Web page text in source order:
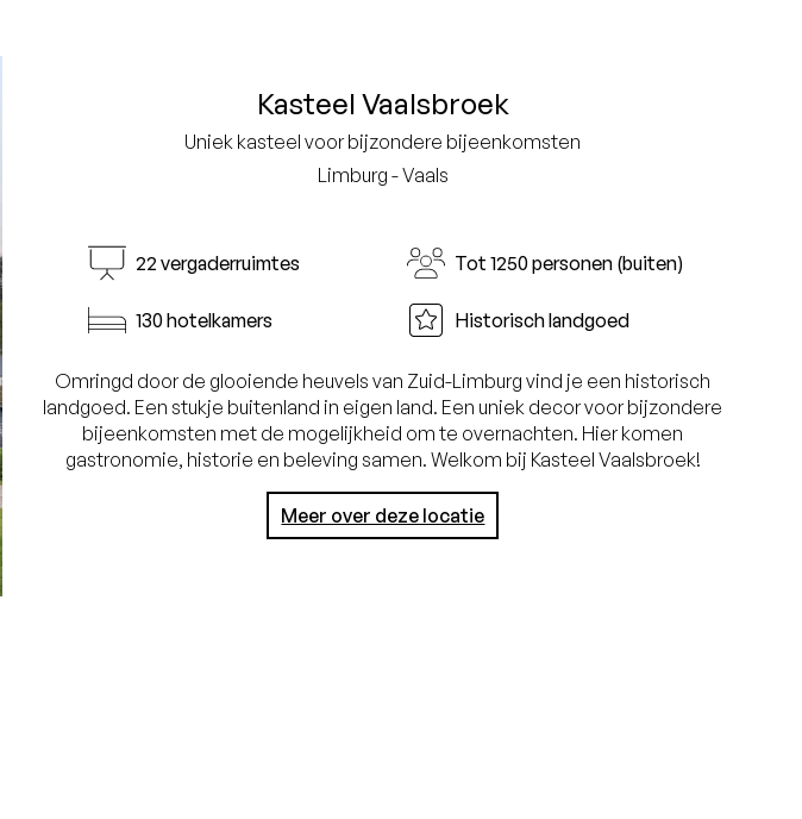
Kasteel Vaalsbroek
Uniek kasteel voor bijzondere bijeenkomsten
Limburg - Vaals
22 vergaderruimtes Tot 1250 personen (buiten)
130 hotelkamers Historisch landgoed
Omringd door de glooiende heuvels van Zuid-Limburg vind je een historisch
landgoed. Een stukje buitenland in eigen land. Een uniek decor voor bijzondere
bijeenkomsten met de mogelijkheid om te overnachten. Hier komen
gastronomie, historie en beleving samen. Welkom bij Kasteel Vaalsbroek!
Meer over deze locatie